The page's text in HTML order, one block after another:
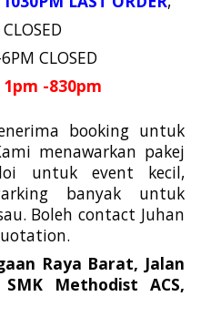
M CLOSED
-830pm
booking untuk
menawarkan pakej
untuk event kecil,
banyak untuk
Boleh contact Juhan
Raya Barat, Jalan
Methodist ACS,